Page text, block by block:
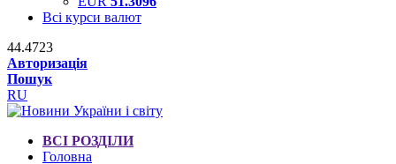
Всі курси валют
44.4723
Авторизація
Пошук
RU
ВСІ РОЗДІЛИ
Головна